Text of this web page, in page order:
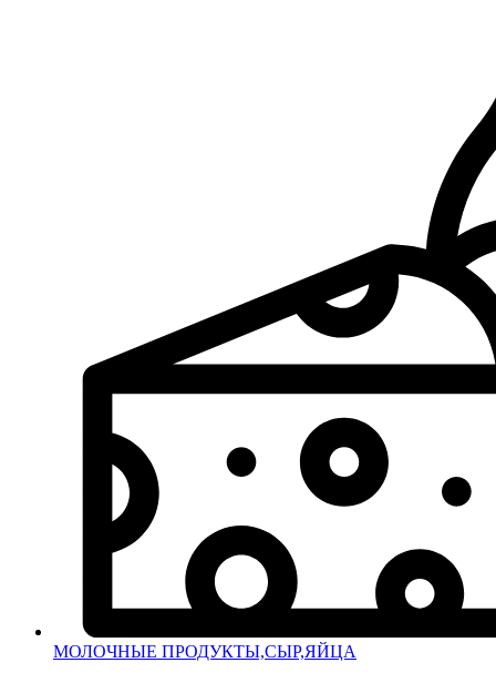
МОЛОЧНЫЕ ПРОДУКТЫ,СЫР,ЯЙЦА